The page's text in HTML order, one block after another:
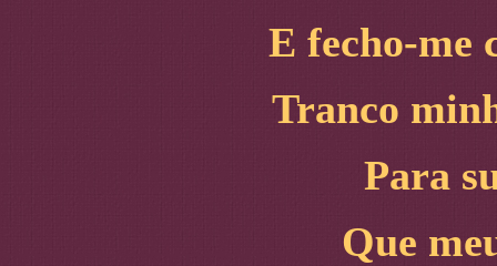
E fecho-me
Tranco
Para
Que